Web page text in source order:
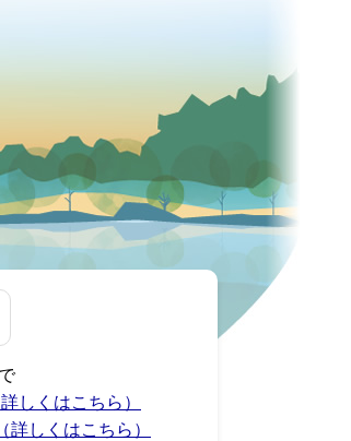
詳しくはこちら）
（詳しくはこちら）